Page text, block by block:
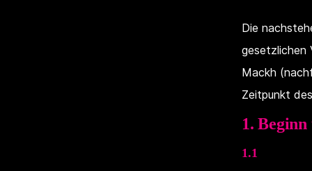
Die
gesetzlichen
Mackh
Zeitpunkt
1.
1.1